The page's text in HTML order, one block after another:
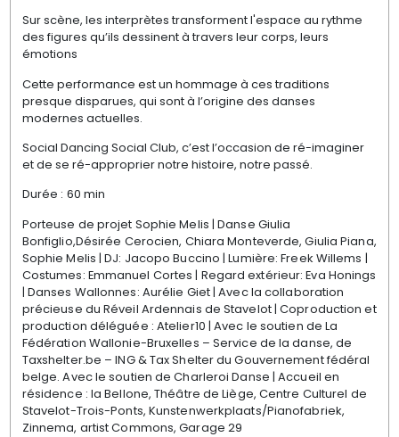
Sur scène, les interprètes transforment l'espace au rythme
des figures qu’ils dessinent à travers leur corps, leurs
émotions
Cette performance est un hommage à ces traditions
presque disparues, qui sont à l’origine des danses
modernes actuelles.
Social Dancing Social Club, c’est l’occasion de ré-imaginer
et de se ré-approprier notre histoire, notre passé.
Durée : 60 min
Porteuse de projet Sophie Melis | Danse Giulia
Bonfiglio,Désirée Cerocien, Chiara Monteverde, Giulia Piana,
Sophie Melis | DJ: Jacopo Buccino | Lumière: Freek Willems |
Costumes: Emmanuel Cortes | Regard extérieur: Eva Honings
| Danses Wallonnes: Aurélie Giet | Avec la collaboration
précieuse du Réveil Ardennais de Stavelot | Coproduction et
production déléguée : Atelier10 | Avec le soutien de La
Fédération Wallonie-Bruxelles – Service de la danse, de
Taxshelter.be – ING & Tax Shelter du Gouvernement fédéral
belge. Avec le soutien de Charleroi Danse | Accueil en
résidence : la Bellone, Théâtre de Liège, Centre Culturel de
Stavelot-Trois-Ponts, Kunstenwerkplaats/Pianofabriek,
Zinnema, artist Commons, Garage 29